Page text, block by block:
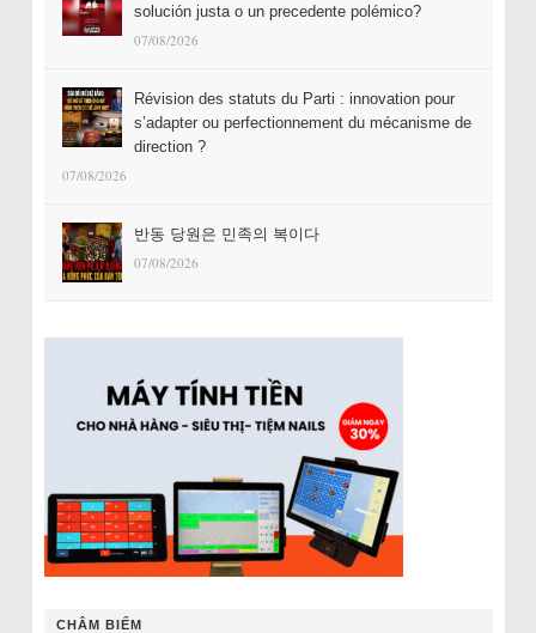
solución justa o un precedente polémico?
07/08/2026
Révision des statuts du Parti : innovation pour
s’adapter ou perfectionnement du mécanisme de
direction ?
07/08/2026
반동 당원은 민족의 복이다
07/08/2026
CHÂM BIẾM